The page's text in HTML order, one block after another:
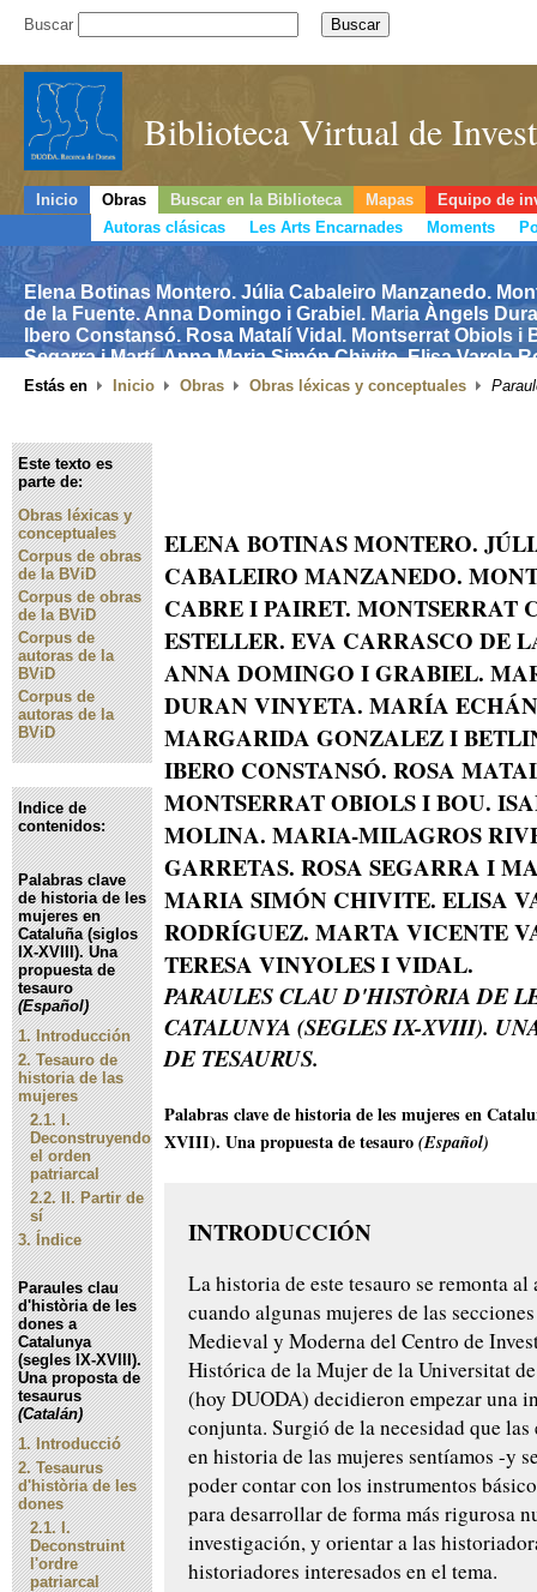
Buscar
Biblioteca Virtual de
Inicio Obras Buscar en la Biblioteca Mapas
Equipo de
Autoras clásicas
Les Arts Encarnades Moments
Elena Botinas Montero. Júlia Cabaleiro Manzanedo.
de la Fuente. Anna Domingo i Grabiel. Maria Àngels
Ibero Constansó. Rosa Matalí Vidal. Montserrat Obiols
Segarra i Martí. Anna Maria Simón Chivite. Elisa Varela
clau d'història de les dones a Catalunya (segles IX-
Estás en Inicio Obras Obras léxicas y conceptuales
Este texto es
parte de:
Obras léxicas y
conceptuales
Corpus de obras
de la BViD
Corpus de obras
de la BViD
Corpus de
autoras de la
BViD
Corpus de
autoras de la
BViD
Indice de
contenidos:
Palabras clave
de historia de les
mujeres en
Cataluña (siglos
IX-XVIII). Una
propuesta de
tesauro
(Español)
1.Introducción
2.Tesauro de
historia de las
mujeres
2.1.I.
Deconstruyendo
el orden
patriarcal
2.2.II. Partir de
sí
3.Índice
Paraules clau
d'història de les
dones a
Catalunya
(segles IX-XVIII).
Una proposta de
tesaurus
(Catalán)
1.Introducció
2.Tesaurus
d'història de les
dones
2.1.I.
Deconstruint
l'ordre
patriarcal
ELENA BOTINAS MONTERO.
CABALEIRO MANZANEDO.
CABRE I PAIRET. MONTSERRAT
ESTELLER. EVA CARRASCO DE
ANNA DOMINGO I GRABIEL.
DURAN VINYETA. MARÍA
MARGARIDA GONZALEZ I
IBERO CONSTANSÓ. ROSA
MONTSERRAT OBIOLS I BOU.
MOLINA. MARIA-MILAGROS
GARRETAS. ROSA SEGARRA I
MARIA SIMÓN CHIVITE. ELISA
RODRÍGUEZ. MARTA VICENTE
TERESA VINYOLES I VIDAL.
PARAULES CLAU D'HISTÒRIA DE
CATALUNYA (SEGLES IX-XVIII).
DE TESAURUS.
Palabras clave de historia de les mujeres en
XVIII). Una propuesta de tesauro(Español)
INTRODUCCIÓN
La historia de este tesauro se remonta al
cuando algunas mujeres de las
Medieval y Moderna del Centro de
Histórica de la Mujer de la Universitat
(hoy DUODA) decidieron empezar una
conjunta. Surgió de la necesidad que las
en historia de las mujeres sentíamos -y
poder contar con los instrumentos
para desarrollar de forma más rigurosa
investigación, y orientar a las
historiadores interesados en el tema.